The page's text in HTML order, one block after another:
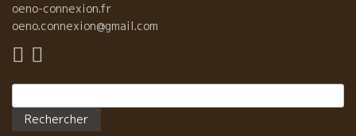
oeno-connexion.fr
oeno.connexion@gmail.com